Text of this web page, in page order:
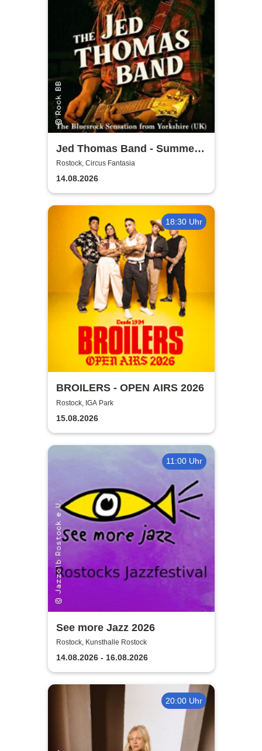
Jed Thomas Band - Summer
Tour 2026
Rostock, Circus Fantasia
14.08.2026
18:30 Uhr
BROILERS - OPEN AIRS 2026
Rostock, IGA Park
15.08.2026
11:00 Uhr
See more Jazz 2026
Rostock, Kunsthalle Rostock
14.08.2026 - 16.08.2026
20:00 Uhr